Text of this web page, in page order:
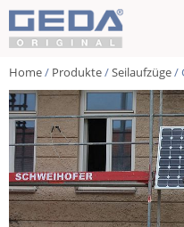
Home/ Produkte/Seilaufzüge/